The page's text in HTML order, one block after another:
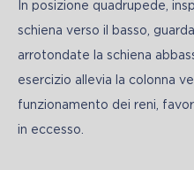
In posizione quadrupede,
schiena verso il basso,
arrotondate la schiena
esercizio allevia la colonna
funzionamento dei reni,
in eccesso.